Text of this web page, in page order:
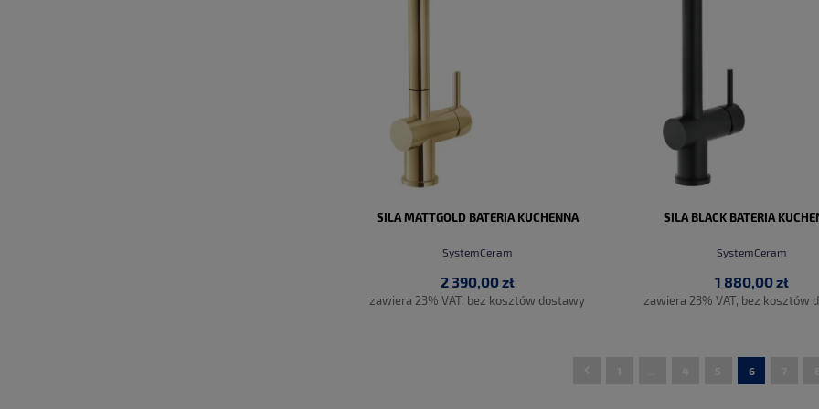
SILA MATTGOLD BATERIA KUCHENNA
SystemCeram
2 390,00 zł
zawiera 23% VAT, bez kosztów dostawy
SILA BLACK BATERIA
SystemCeram
1 880,00 zł
zawiera 23% VAT, bez kosztów
6